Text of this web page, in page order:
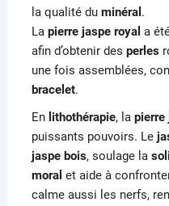
la qualité du minéral .
La pierre jaspe royal a
afin d’obtenir des perles
une fois assemblées,
bracelet.
Enlithothérapie, la pierre
puissants pouvoirs. Le
jaspe bois, soulage la
moral et aide à
calme aussi les nerfs,